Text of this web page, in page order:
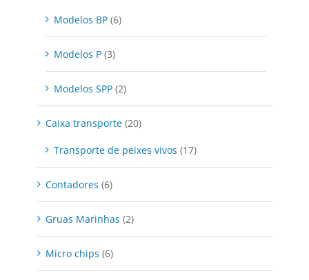
Modelos BP (6)
Modelos P (3)
Modelos SPP (2)
Caixa transporte (20)
Transporte de peixes vivos (17)
Contadores (6)
Gruas Marinhas (2)
Micro chips (6)